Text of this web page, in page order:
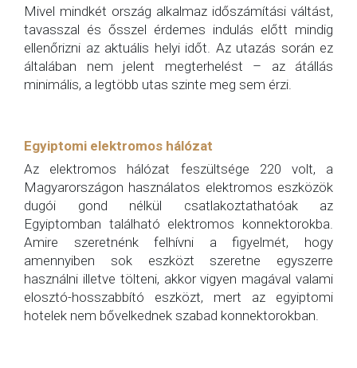
Mivel mindkét ország alkalmaz időszámítási váltást,
tavasszal és ősszel érdemes indulás előtt mindig
ellenőrizni az aktuális helyi időt. Az utazás során ez
általában nem jelent megterhelést – az átállás
minimális, a legtöbb utas szinte meg sem érzi.
Egyiptomi elektromos hálózat
Az elektromos hálózat feszültsége 220 volt, a
Magyarországon használatos elektromos eszközök
dugói gond nélkül csatlakoztathatóak az
Egyiptomban található elektromos konnektorokba.
Amire szeretnénk felhívni a figyelmét, hogy
amennyiben sok eszközt szeretne egyszerre
használni illetve tölteni, akkor vigyen magával valami
elosztó-hosszabbító eszközt, mert az egyiptomi
hotelek nem bővelkednek szabad konnektorokban.